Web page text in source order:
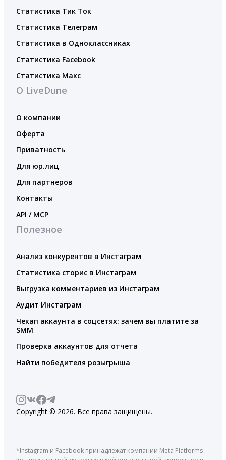
Статистика Тик Ток
Статистика Телеграм
Статистика в Одноклассниках
Статистика Facebook
Статистика Макс
О LiveDune
О компании
Оферта
Приватность
Для юр.лиц
Для партнеров
Контакты
API / MCP
Полезное
Анализ конкурентов в Инстаграм
Статистика сторис в Инстаграм
Выгрузка комментариев из Инстаграм
Аудит Инстаграм
Чекап аккаунта в соцсетях: зачем вы платите за
SMM
Проверка аккаунтов для отчета
Найти победителя розыгрыша
Copyright © 2026. Все права защищены.
*Instagram и Facebook принадлежат компании Meta Platforms